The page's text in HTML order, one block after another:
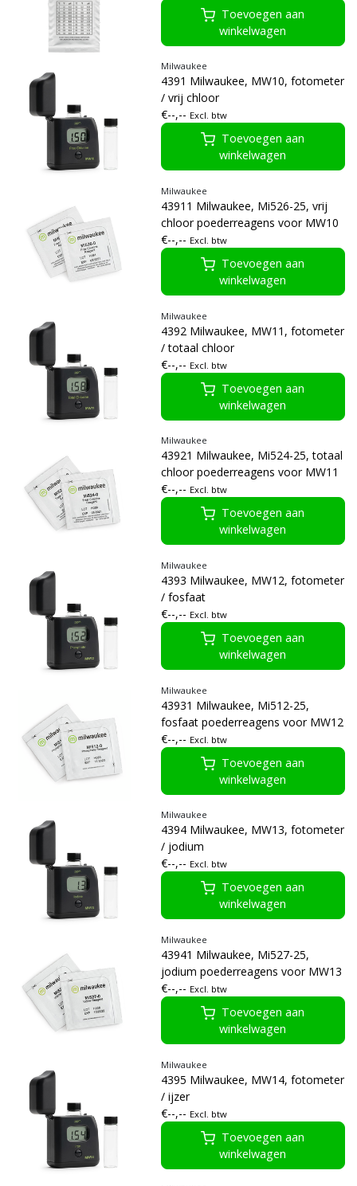
Toevoegen aan
winkelwagen
Milwaukee
4391 Milwaukee, MW10, fotometer
/ vrij chloor
€--,-- Excl. btw
Toevoegen aan
winkelwagen
Milwaukee
43911 Milwaukee, Mi526-25, vrij
chloor poederreagens voor MW10
€--,-- Excl. btw
Toevoegen aan
winkelwagen
Milwaukee
4392 Milwaukee, MW11, fotometer
/ totaal chloor
€--,-- Excl. btw
Toevoegen aan
winkelwagen
Milwaukee
43921 Milwaukee, Mi524-25, totaal
chloor poederreagens voor MW11
€--,-- Excl. btw
Toevoegen aan
winkelwagen
Milwaukee
4393 Milwaukee, MW12, fotometer
/ fosfaat
€--,-- Excl. btw
Toevoegen aan
winkelwagen
Milwaukee
43931 Milwaukee, Mi512-25,
fosfaat poederreagens voor MW12
€--,-- Excl. btw
Toevoegen aan
winkelwagen
Milwaukee
4394 Milwaukee, MW13, fotometer
/ jodium
€--,-- Excl. btw
Toevoegen aan
winkelwagen
Milwaukee
43941 Milwaukee, Mi527-25,
jodium poederreagens voor MW13
€--,-- Excl. btw
Toevoegen aan
winkelwagen
Milwaukee
4395 Milwaukee, MW14, fotometer
/ ijzer
€--,-- Excl. btw
Toevoegen aan
winkelwagen